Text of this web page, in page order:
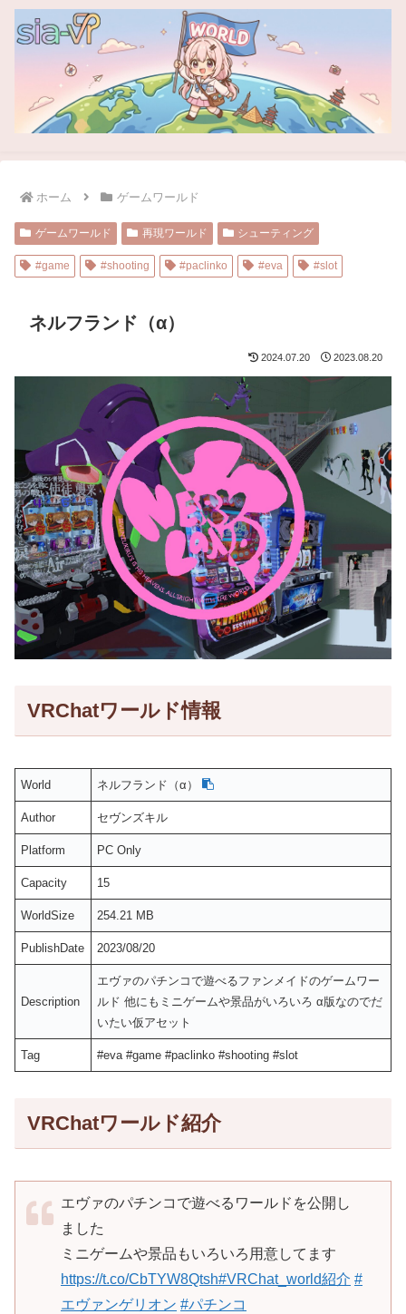
ホーム ゲームワールド
ゲームワールド 再現ワールド シューティング
#game #shooting #paclinko #eva #slot
ネルフランド（α）
2024.07.20 2023.08.20
VRChatワールド情報
World ネルフランド（α）
Author セヴンズキル
Platform PC Only
Capacity 15
WorldSize 254.21 MB
PublishDate 2023/08/20
Description
エヴァのパチンコで遊べるファンメイドのゲームワー
ルド 他にもミニゲームや景品がいろいろ α版なのでだ
いたい仮アセット
Tag #eva #game #paclinko #shooting #slot
VRChatワールド紹介
エヴァのパチンコで遊べるワールドを公開し
ました
ミニゲームや景品もいろいろ用意してます
https://t.co/CbTYW8Qtsh#VRChat_world紹介 #
エヴァンゲリオン #パチンコ